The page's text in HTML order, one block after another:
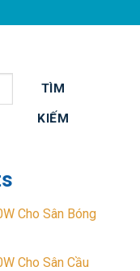
TÌM
KIẾM
Cho Sân Bóng
Cho Sân Cầu